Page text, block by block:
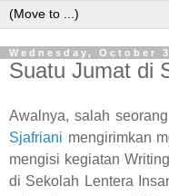
Wednesday, October
Suatu Jumat di
Awalnya, salah
Sjafriani mengirimkan
mengisi kegiatan
di Sekolah Lentera